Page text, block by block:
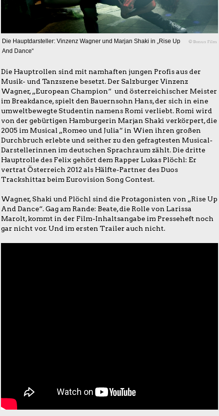
Die Hauptdarsteller: Vinzenz Wagner und Marjan Shaki in „Rise Up
And Dance“
© Bonus Film
Die Hauptrollen sind mit namhaften jungen Profis aus der
Musik- und Tanzszene besetzt. Der Salzburger Vinzenz
Wagner, „European Champion“ und österreichischer Meister
im Breakdance, spielt den Bauernsohn Hans, der sich in eine
umweltbewegte Studentin namens Romi verliebt. Romi wird
von der gebürtigen Hamburgerin Marjan Shaki verkörpert, die
2005 im Musical „Romeo und Julia“ in Wien ihren großen
Durchbruch erlebte und seither zu den gefragtesten Musical-
Darstellerinnen im deutschen Sprachraum zählt. Die dritte
Hauptrolle des Felix gehört dem Rapper Lukas Plöchl: Er
vertrat Österreich 2012 als Hälfte-Partner des Duos
Trackshittaz beim Eurovision Song Contest.
Wagner, Shaki und Plöchl sind die Protagonisten von „Rise Up
And Dance“. Gag am Rande: Beate, die Rolle von Larissa
Marolt, kommt in der Film-Inhaltsangabe im Presseheft noch
gar nicht vor. Und im ersten Trailer auch nicht.